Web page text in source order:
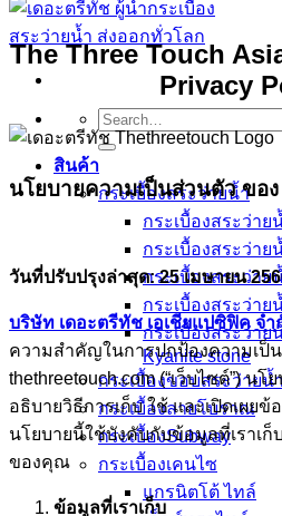
Search
for:
สินค้า
กระเบื้องสระว่ายนํ้า
กระเบื้องสระว่าย
กระเบื้องสระว่าย
กระเบื้องสระว่าย
กระเบื้องสระว่า
กระเบื้องสระว่าย
Kyanite stone
กระเบื้องขอบสระว่ายน้
กระเบื้องลายโบราณ
กระเบื้องSubway
กระเบื้องเคนไซ
แกรนิตโต้ ไทล์
The Three Touch
Privacy
นโยบายความเป็นส่วนตัว ขอ
วันที่ปรับปรุงล่าสุด: 25 เมษายน
บริษัท เดอะตรีทัช เอเชียแปซิฟิค จำ
ความสำคัญในการปกป้องความเป็
thethreetouch.com (“เว็บไซต์”) น
อธิบายวิธีการเก็บ ใช้ และเปิดเผย
นโยบายนี้ใช้บังคับกับข้อมูลที่เราเก็
ของคุณ
ข้อมูลที่เราเก็บ